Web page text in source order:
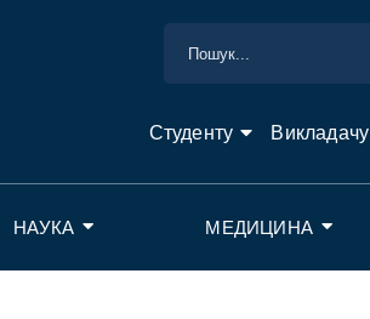
Студенту Викладачу
НАУКА МЕДИЦИНА